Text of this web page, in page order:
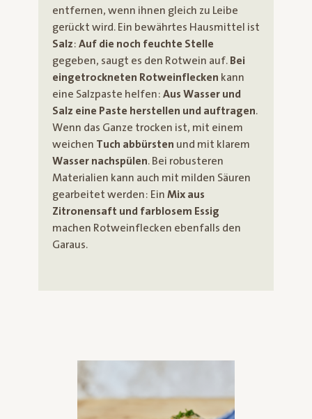
entfernen, wenn ihnen gleich zu Leibe
gerückt wird. Ein bewährtes Hausmittel ist
Salz: Auf die noch feuchte Stelle
gegeben, saugt es den Rotwein auf. Bei
eingetrockneten Rotweinflecken kann
eine Salzpaste helfen: Aus Wasser und
Salz eine Paste herstellen und auftragen.
Wenn das Ganze trocken ist, mit einem
weichen Tuch abbürsten und mit klarem
Wasser nachspülen. Bei robusteren
Materialien kann auch mit milden Säuren
gearbeitet werden: Ein Mix aus
Zitronensaft und farblosem Essig
machen Rotweinflecken ebenfalls den
Garaus.